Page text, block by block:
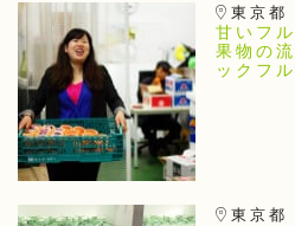
東京都
甘いフ
果物の
ックフ
東京都